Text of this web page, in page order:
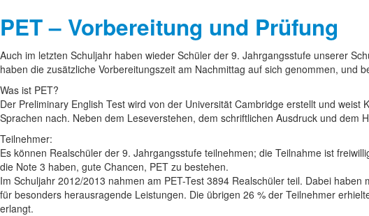
PET – Vorbereitung und Prüfung
Auch im letzten Schuljahr haben wieder Schüler der 9. Jahrgangsstufe unserer
haben die zusätzliche Vorbereitungszeit am Nachmittag auf sich genommen, und
Was ist PET?
Der Preliminary English Test wird von der Universität Cambridge erstellt und
Sprachen nach. Neben dem Leseverstehen, dem schriftlichen Ausdruck und
Teilnehmer:
Es können Realschüler der 9. Jahrgangsstufe teilnehmen; die Teilnahme ist
die Note 3 haben, gute Chancen, PET zu bestehen.
Im Schuljahr 2012/2013 nahmen am PET-Test 3894 Realschüler teil. Dabei
für besonders herausragende Leistungen. Die übrigen 26 % der Teilnehmer
erlangt.